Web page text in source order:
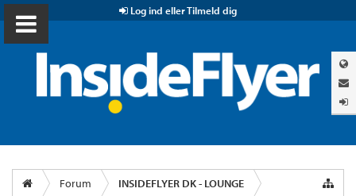
Log ind eller Tilmeld dig
Forum INSIDEFLYER DK - LOUNGE